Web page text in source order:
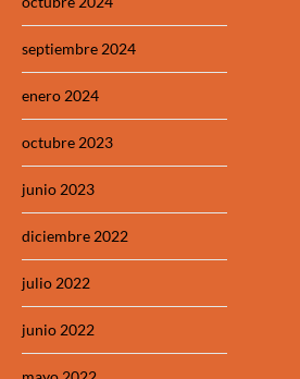
septiembre 2024
enero 2024
octubre 2023
junio 2023
diciembre 2022
julio 2022
junio 2022